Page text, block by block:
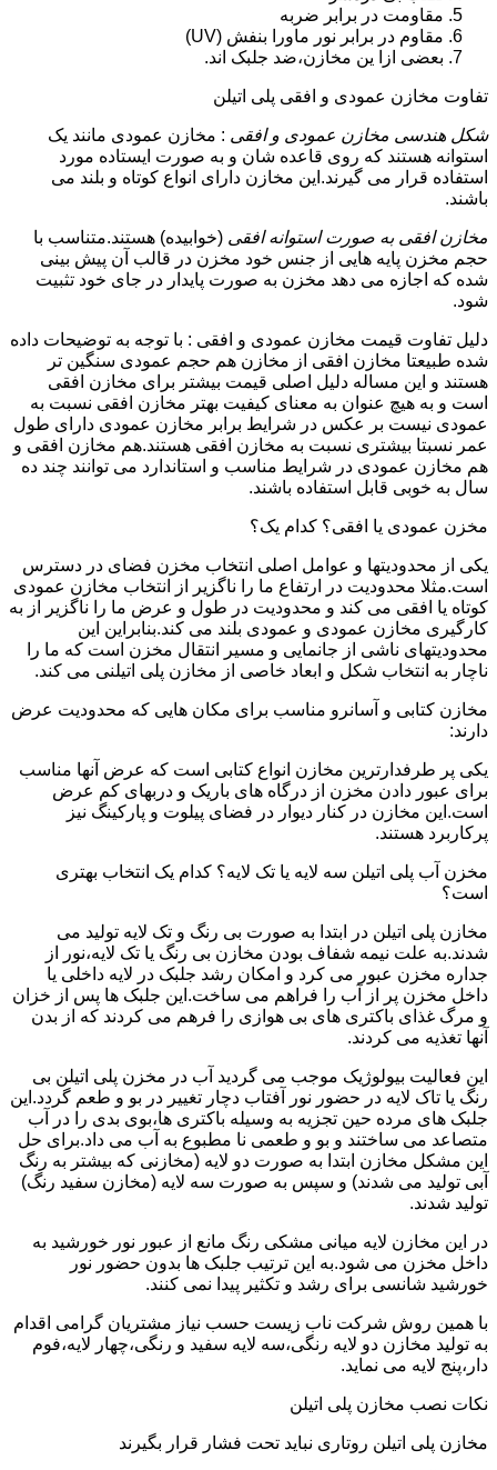
مقاومت در برابر ضربه
مقاوم در برابر نور ماورا بنفش (UV)
بعضی ازا ین مخازن،ضد جلبک اند.
تفاوت مخازن عمودی و افقی پلی اتیلن
شکل هندسی مخازن عمودی و افقی : مخازن عمودی مانند یک
استوانه هستند که روی قاعده شان و به صورت ایستاده مورد
استفاده قرار می گیرند.این مخازن دارای انواع کوتاه و بلند می
باشند.
مخازن افقی به صورت استوانه افقی (خوابیده) هستند.متناسب با
حجم مخزن پایه هایی از جنس خود مخزن در قالب آن پیش بینی
شده که اجازه می دهد مخزن به صورت پایدار در جای خود تثبیت
شود.
دلیل تفاوت قیمت مخازن عمودی و افقی : با توجه به توضیحات داده
شده طبیعتا مخازن افقی از مخازن هم حجم عمودی سنگین تر
هستند و این مساله دلیل اصلی قیمت بیشتر برای مخازن افقی
است و به هیچ عنوان به معنای کیفیت بهتر مخازن افقی نسبت به
عمودی نیست بر عکس در شرایط برابر مخازن عمودی دارای طول
عمر نسبتا بیشتری نسبت به مخازن افقی هستند.هم مخازن افقی و
هم مخازن عمودی در شرایط مناسب و استاندارد می توانند چند ده
سال به خوبی قابل استفاده باشند.
مخزن عمودی یا افقی؟ کدام یک؟
یکی از محدودیتها و عوامل اصلی انتخاب مخزن فضای در دسترس
است.مثلا محدودیت در ارتفاع ما را ناگزیر از انتخاب مخازن عمودی
کوتاه یا افقی می کند و محدودیت در طول و عرض ما را ناگزیر از به
کارگیری مخازن عمودی و عمودی بلند می کند.بنابراین این
محدودیتهای ناشی از جانمایی و مسیر انتقال مخزن است که ما را
ناچار به انتخاب شکل و ابعاد خاصی از مخازن پلی اتیلنی می کند.
مخازن کتابی و آسانرو مناسب برای مکان هایی که محدودیت عرض
دارند:
یکی پر طرفدارترین مخازن انواع کتابی است که عرض آنها مناسب
برای عبور دادن مخزن از درگاه های باریک و دربهای کم عرض
است.این مخازن در کنار دیوار در فضای پیلوت و پارکینگ نیز
پرکاربرد هستند.
مخزن آب پلی اتیلن سه لایه یا تک لایه؟ کدام یک انتخاب بهتری
است؟
مخازن پلی اتیلن در ابتدا به صورت بی رنگ و تک لایه تولید می
شدند.به علت نیمه شفاف بودن مخازن بی رنگ یا تک لایه،نور از
جداره مخزن عبور می کرد و امکان رشد جلبک در لایه داخلی یا
داخل مخزن پر از آب را فراهم می ساخت.این جلبک ها پس از خزان
و مرگ غذای باکتری های بی هوازی را فرهم می کردند که از بدن
آنها تغذیه می کردند.
این فعالیت بیولوژیک موجب می گردید آب در مخزن پلی اتیلن بی
رنگ یا تاک لایه در حضور نور آفتاب دچار تغییر در بو و طعم گردد.این
جلبک های مرده حین تجزیه به وسیله باکتری ها،بوی بدی را در آب
متصاعد می ساختند و بو و طعمی نا مطبوع به آب می داد.برای حل
این مشکل مخازن ابتدا به صورت دو لایه (مخازنی که بیشتر به رنگ
آبی تولید می شدند) و سپس به صورت سه لایه (مخازن سفید رنگ)
تولید شدند.
در این مخازن لایه میانی مشکی رنگ مانع از عبور نور خورشید به
داخل مخزن می شود.به این ترتیب جلبک ها بدون حضور نور
خورشید شانسی برای رشد و تکثیر پیدا نمی کنند.
با همین روش شرکت ناب زیست حسب نیاز مشتریان گرامی اقدام
به تولید مخازن دو لایه رنگی،سه لایه سفید و رنگی،چهار لایه،فوم
دار،پنج لایه می نماید.
نکات نصب مخازن پلی اتیلن
مخازن پلی اتیلن روتاری نباید تحت فشار قرار بگیرند